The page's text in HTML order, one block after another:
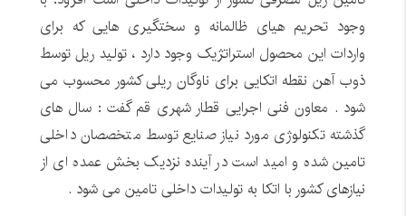
وجود تحریم هیای ظالمانه و سختگیری هایی که برای
واردات این محصول استراتژیک وجود دارد ، تولید ریل توسط
ذوب آهن نقطه اتکایی برای ناوگان ریلی کشور محسوب می
شود . معاون فنی اجرایی قطار شهری قم گفت : سال های
گذشته تکنولوژی مورد نیاز صنایع توسط متخصصان داخلی
تامین شده و امید است در آینده نزدیک بخش عمده ای از
نیازهای کشور با اتکا به تولیدات داخلی تامین می شود .